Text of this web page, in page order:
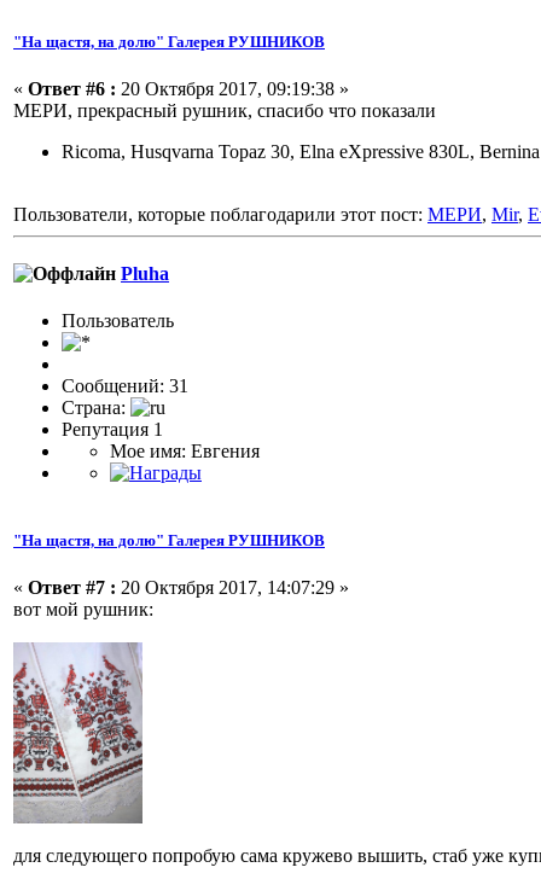
"На щастя, на долю" Галерея РУШНИКОВ
« Ответ #6 : 20 Октября 2017, 09:19:38 »
МЕРИ, прекрасный рушник, спасибо что показали
Ricoma, Husqvarna Topaz 30, Elna eXpressive 830L,
Пользователи, которые поблагодарили этот пост: МЕРИ, Mir,
Pluha
Пользоватeль
Сообщений: 31
Страна:
Репутация 1
Мое имя: Евгения
"На щастя, на долю" Галерея РУШНИКОВ
« Ответ #7 : 20 Октября 2017, 14:07:29 »
вот мой рушник:
для следующего попробую сама кружево вышить, стаб уже